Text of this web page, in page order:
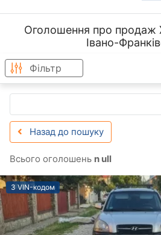
Оголошення про продаж
Івано-
Фільтр
Назад до пошуку
Всього оголошень n ull
З VIN-кодом